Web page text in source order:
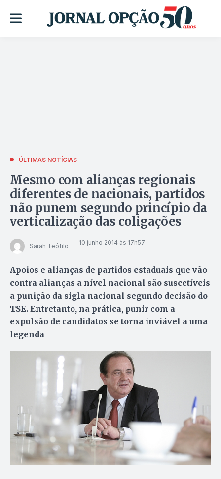
ÚLTIMAS NOTÍCIAS
Mesmo com alianças regionais
diferentes de nacionais, partidos
não punem segundo princípio da
verticalização das coligações
Sarah Teófilo 10 junho 2014 às 17h57
Apoios e alianças de partidos estaduais que vão
contra alianças a nível nacional são suscetíveis
a punição da sigla nacional segundo decisão do
TSE. Entretanto, na prática, punir com a
expulsão de candidatos se torna inviável a uma
legenda